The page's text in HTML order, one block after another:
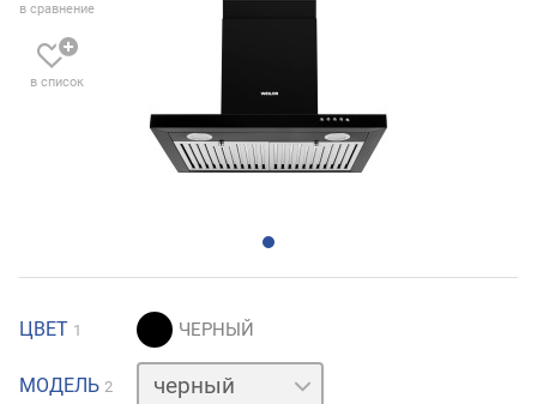
в сравнение
в список
ЦВЕТ 1
МОДЕЛЬ 2
нержавейка